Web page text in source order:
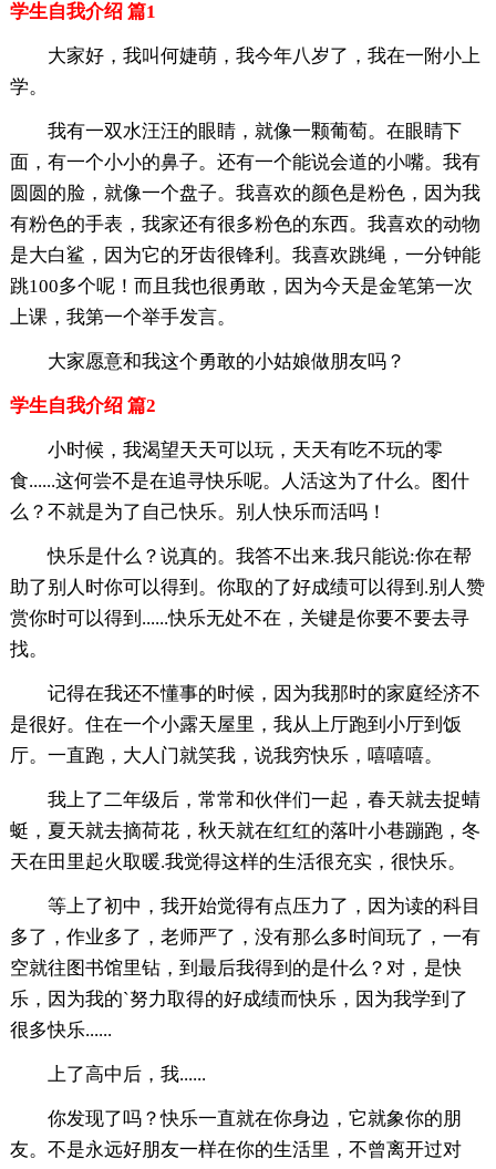
学生自我介绍 篇1
大家好，我叫何婕萌，我今年八岁了，我在一附小上
学。
我有一双水汪汪的眼睛，就像一颗葡萄。在眼睛下
面，有一个小小的鼻子。还有一个能说会道的小嘴。我有
圆圆的脸，就像一个盘子。我喜欢的颜色是粉色，因为我
有粉色的手表，我家还有很多粉色的东西。我喜欢的动物
是大白鲨，因为它的牙齿很锋利。我喜欢跳绳，一分钟能
跳100多个呢！而且我也很勇敢，因为今天是金笔第一次
上课，我第一个举手发言。
大家愿意和我这个勇敢的小姑娘做朋友吗？
学生自我介绍 篇2
小时候，我渴望天天可以玩，天天有吃不玩的零
食......这何尝不是在追寻快乐呢。人活这为了什么。图什
么？不就是为了自己快乐。别人快乐而活吗！
快乐是什么？说真的。我答不出来.我只能说:你在帮
助了别人时你可以得到。你取的了好成绩可以得到.别人赞
赏你时可以得到......快乐无处不在，关键是你要不要去寻
找。
记得在我还不懂事的时候，因为我那时的家庭经济不
是很好。住在一个小露天屋里，我从上厅跑到小厅到饭
厅。一直跑，大人门就笑我，说我穷快乐，嘻嘻嘻。
我上了二年级后，常常和伙伴们一起，春天就去捉蜻
蜓，夏天就去摘荷花，秋天就在红红的落叶小巷蹦跑，冬
天在田里起火取暖.我觉得这样的生活很充实，很快乐。
等上了初中，我开始觉得有点压力了，因为读的科目
多了，作业多了，老师严了，没有那么多时间玩了，一有
空就往图书馆里钻，到最后我得到的是什么？对，是快
乐，因为我的`努力取得的好成绩而快乐，因为我学到了
很多快乐......
上了高中后，我......
你发现了吗？快乐一直就在你身边，它就象你的朋
友。不是永远好朋友一样在你的生活里，不曾离开过对